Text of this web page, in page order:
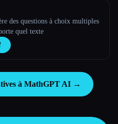
des questions à choix multiples
quel texte
à MathGPT AI →